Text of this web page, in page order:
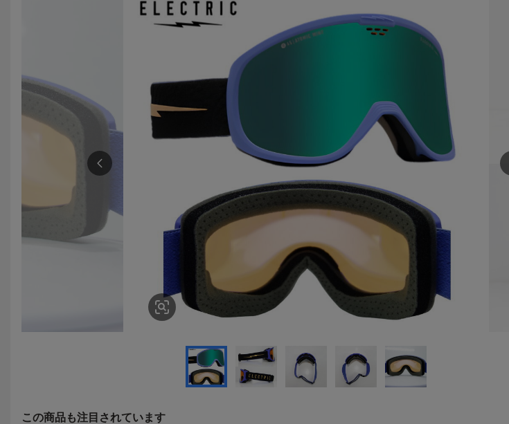
この商品も注目されています